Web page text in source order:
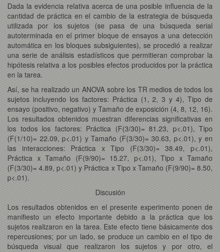
Dada la evidencia relativa acerca de una posible influencia de la
cantidad de práctica en el cambio de la estrategia de búsqueda
utilizada por los sujetos (se pasa de una búsqueda serial
autoterminada en el primer bloque de ensayos a una detección
automática en los bloques subsiguientes), se procedió a realizar
una serie de análisis estadísticos que permitieran comprobar la
hipótesis relativa a los posibles efectos producidos por la práctica
en la tarea.
Así, se ha realizado un ANOVA sobre los TR medios de todos los
sujetos incluyendo los factores: Práctica (1, 2, 3 y 4), Tipo de
ensayo (positivo, negativo) y Tamaño de exposición (4, 8, 12, 16).
Los resultados obtenidos muestran diferencias significativas en
los todos los factores: Práctica (F(3/30)= 81.23, p<.01), Tipo
(F(1/10)= 22.09, p<.01) y Tamaño (F(3/30)= 30.63, p<.01), y en
las interacciones: Práctica x Tipo (F(3/30)= 38.49, p<.01),
Práctica x Tamaño (F(9/90)= 15.27, p<.01), Tipo x Tamaño
(F(3/30)= 4.89, p<.01) y Práctica x Tipo x Tamaño (F(9/90)= 8.50,
p<.01).
Discusión
Los resultados obtenidos en el presente experimento ponen de
manifiesto un efecto importante debido a la práctica que los
sujetos realizaron en la tarea. Este efecto tiene básicamente dos
repercusiones; por un lado, se produce un cambio en el tipo de
búsqueda visual que realizaron los sujetos y por otro, el